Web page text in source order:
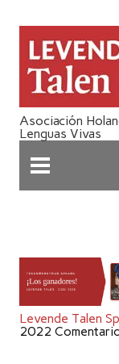
Asociación
Lenguas Vivas
Levende Talen
2022